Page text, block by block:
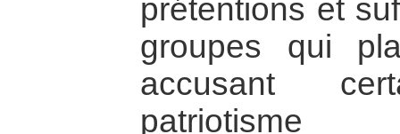
prétentions et
groupes qui
accusant
patriotisme